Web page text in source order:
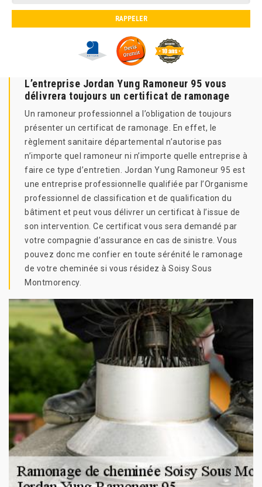
L’entreprise Jordan Yung Ramoneur 95 vous
délivrera toujours un certificat de ramonage
Un ramoneur professionnel a l’obligation de toujours
présenter un certificat de ramonage. En effet, le
règlement sanitaire départemental n’autorise pas
n’importe quel ramoneur ni n’importe quelle entreprise à
faire ce type d’entretien. Jordan Yung Ramoneur 95 est
une entreprise professionnelle qualifiée par l’Organisme
professionnel de classification et de qualification du
bâtiment et peut vous délivrer un certificat à l’issue de
son intervention. Ce certificat vous sera demandé par
votre compagnie d’assurance en cas de sinistre. Vous
pouvez donc me confier en toute sérénité le ramonage
de votre cheminée si vous résidez à Soisy Sous
Montmorency.